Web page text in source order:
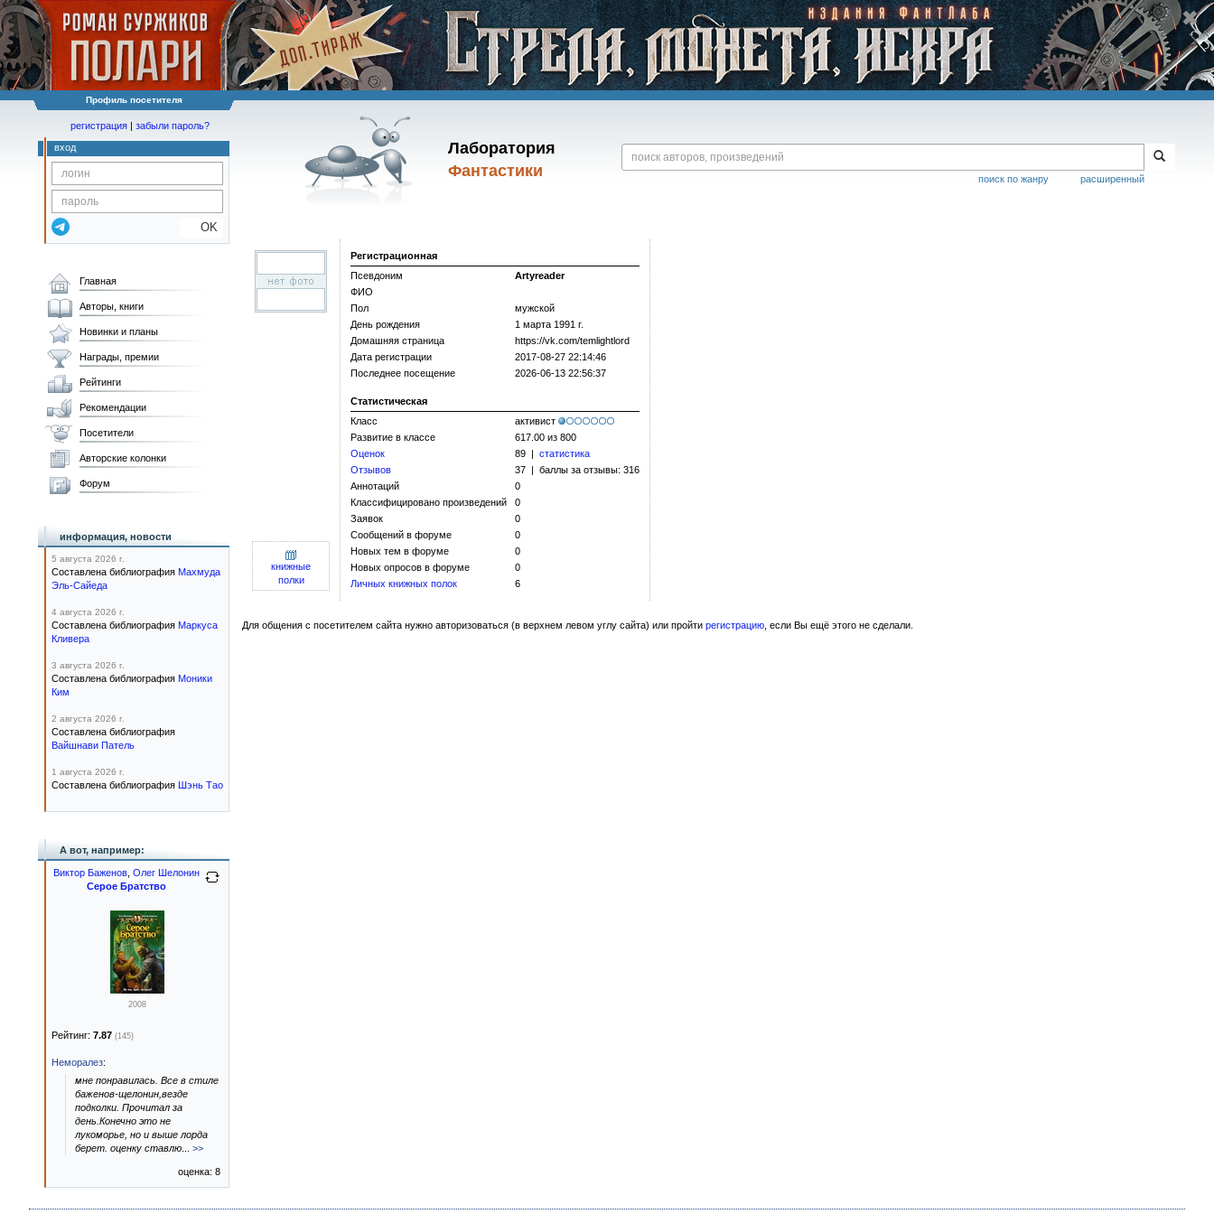
Профиль посетителя
Лаборатория
Фантастики
расширенный
поиск по жанру
регистрация | забыли пароль?
вход
OK
Регистрационная
Псевдоним
Artyreader
ФИО
Пол
мужской
День рождения
1 марта 1991 г.
Домашняя страница
https://­vk.com/­temlightlord
Дата регистрации
2017-08-27 22:14:46
Последнее посещение
2026-06-13 22:56:37
Статистическая
Класс
активист
Развитие в классе
617.00 из 800
Оценок
89 | статистика
Отзывов
37 | баллы за отзывы: 316
Аннотаций
0
Классифицировано произведений
0
Заявок
0
Сообщений в форуме
0
Новых тем в форуме
0
Новых опросов в форуме
0
Личных книжных полок
6
книжные
полки
Для общения с посетителем сайта нужно авторизоваться (в верхнем левом углу сайта) или пройти регистрацию , если Вы ещё этого не сделали.
Главная
Авторы, книги
Новинки и планы
Награды, премии
Рейтинги
Рекомендации
Посетители
Авторские колонки
Форум
информация, новости
5 августа 2026 г.
Составлена библиография Махмуда
Эль-Сайеда
4 августа 2026 г.
Составлена библиография Маркуса
Кливера
3 августа 2026 г.
Составлена библиография Моники
Ким
2 августа 2026 г.
Составлена библиография
Вайшнави Патель
1 августа 2026 г.
Составлена библиография Шэнь Тао
А вот, например:
Виктор Баженов Олег Шелонин
Серое Братство
2008
Рейтинг: 7.87 (145)
Неморалез:
мне понравилась. Все в стиле
баженов-щелонин,везде
подколки. Прочитал за
день.Конечно это не
лукоморье, но и выше лорда
берет. оценку ставлю
>>
оценка: 8